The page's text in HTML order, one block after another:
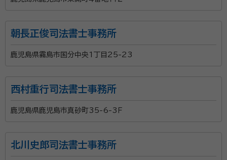
朝長正俊司法書士事務所
鹿児島県霧島市国分中央1丁目25-23
西村重行司法書士事務所
鹿児島県鹿児島市真砂町35-6-3Ｆ
北川史郎司法書士事務所